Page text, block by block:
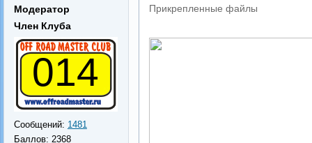
Модератор
Член Клуба
014
Сообщений: 1481
Баллов: 2368
Прикрепленные файлы